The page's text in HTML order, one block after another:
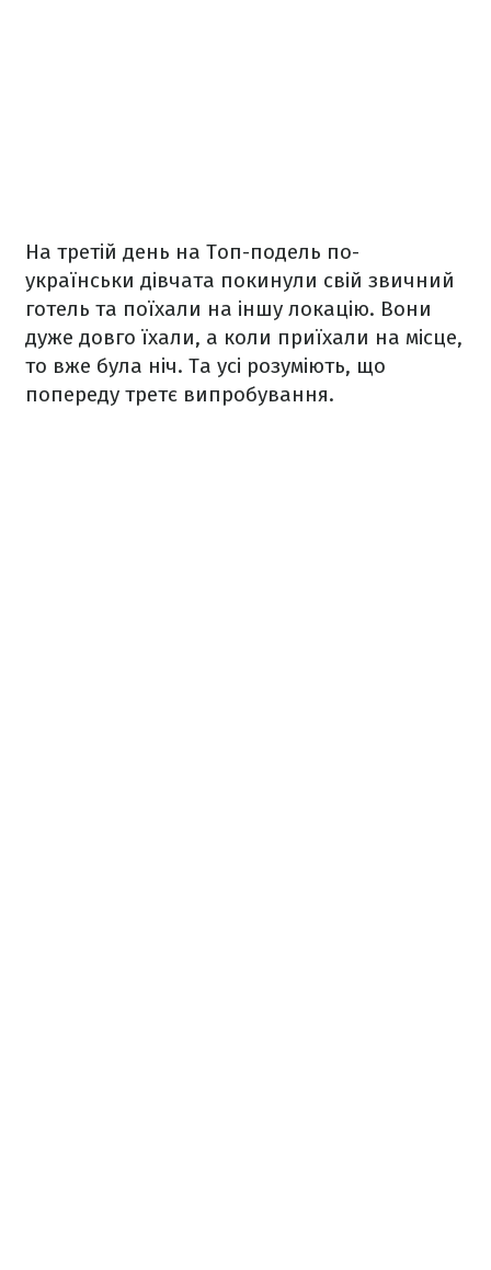
На третій день на Топ-подель по-
українськи дівчата покинули свій звичний
готель та поїхали на іншу локацію. Вони
дуже довго їхали, а коли приїхали на місце,
то вже була ніч. Та усі розуміють, що
попереду третє випробування.